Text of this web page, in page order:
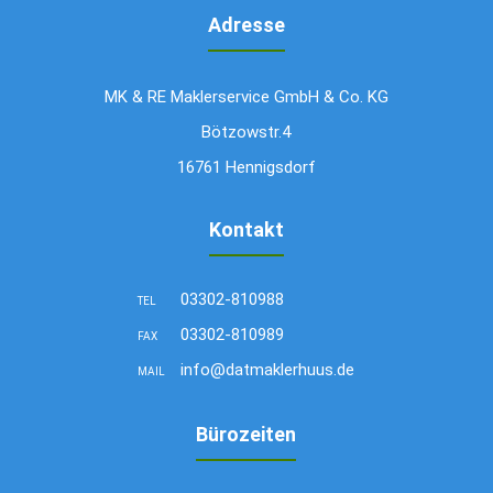
Adresse
MK & RE Maklerservice GmbH & Co. KG
Bötzowstr.4
16761 Hennigsdorf
Kontakt
TEL 03302-810988
FAX 03302-810989
MAIL info@datmaklerhuus.de
Bürozeiten